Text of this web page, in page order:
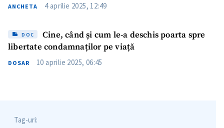
ANCHETA 4 aprilie 2025, 12:49
DOC
Cine, când și cum le-a deschis poarta spre
libertate condamnaților pe viață
DOSAR 10 aprilie 2025, 06:45
Tag-uri: